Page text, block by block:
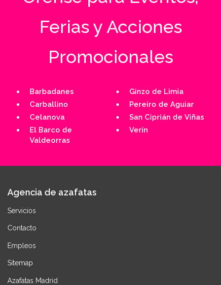
Ferias y Acciones
Promocionales
Barbadanes
Carballino
Celanova
El Barco de
Valdeorras
Ginzo de Limia
Pereiro de Aguiar
San Ciprián de Viñas
Verín
Agencia de azafatas
Servicios
Contacto
Empleos
Sitemap
Azafatas Madrid